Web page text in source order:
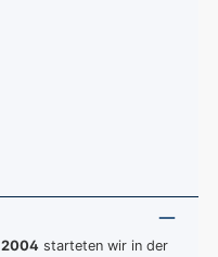
2004 starteten wir in der